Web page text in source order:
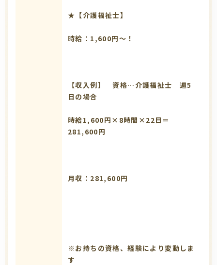
★【介護福祉士】
時給：1,600円～！
【収入例】 資格…介護福祉士 週5
日の場合
時給1,600円×8時間×22日＝
281,600円
月収：281,600円
※お持ちの資格、経験により変動しま
す